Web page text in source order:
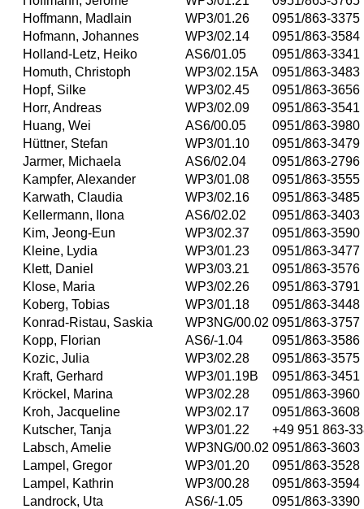
Hoffmann, Madlain
WP3/01.26
0951/863-3375
Hofmann, Johannes
WP3/02.14
0951/863-3584
Holland-Letz, Heiko
AS6/01.05
0951/863-3341
Homuth, Christoph
WP3/02.15A
0951/863-3483
Hopf, Silke
WP3/02.45
0951/863-3656
Horr, Andreas
WP3/02.09
0951/863-3541
Huang, Wei
AS6/00.05
0951/863-3980
Hüttner, Stefan
WP3/01.10
0951/863-3479
Jarmer, Michaela
AS6/02.04
0951/863-2796
Kampfer, Alexander
WP3/01.08
0951/863-3555
Karwath, Claudia
WP3/02.16
0951/863-3485
Kellermann, Ilona
AS6/02.02
0951/863-3403
Kim, Jeong-Eun
WP3/02.37
0951/863-3590
Kleine, Lydia
WP3/01.23
0951/863-3477
Klett, Daniel
WP3/03.21
0951/863-3576
Klose, Maria
WP3/02.26
0951/863-3791
Koberg, Tobias
WP3/01.18
0951/863-3448
Konrad-Ristau, Saskia
WP3NG/00.02 0951/863-3757
Kopp, Florian
AS6/-1.04
0951/863-3586
Kozic, Julia
WP3/02.28
0951/863-3575
Kraft, Gerhard
WP3/01.19B
0951/863-3451
Kröckel, Marina
WP3/02.28
0951/863-3960
Kroh, Jacqueline
WP3/02.17
0951/863-3608
Kutscher, Tanja
WP3/01.22
+49 951 863-
Labsch, Amelie
WP3NG/00.02 0951/863-3603
Lampel, Gregor
WP3/01.20
0951/863-3528
Lampel, Kathrin
WP3/00.28
0951/863-3594
Landrock, Uta
AS6/-1.05
0951/863-3390